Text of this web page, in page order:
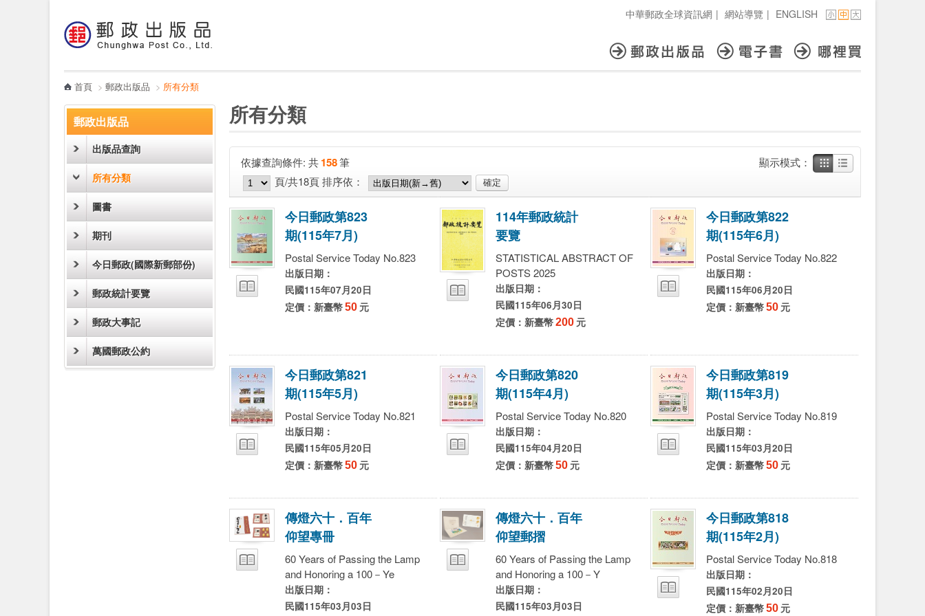
中華郵政全球資訊網 | 網站導覽 | ENGLISH
字 字 字
哪裡買
首頁 > 郵政出版品 > 所有分類
郵政出版品
出版品查詢
所有分類
圖書
期刊
今日郵政(國際新郵部份)
郵政統計要覽
郵政大事記
萬國郵政公約
所有分類
依據查詢條件: 共158筆
頁/共18頁排序依：
顯示模式：
圖片模式列表模式
今日郵政第823
期(115年7月)
Postal Service Today No.823
出版日期：
民國115年07月20日
定價：新臺幣50 元
114年郵政統計
要覽
STATISTICAL ABSTRACT OF
POSTS 2025
出版日期：
民國115年06月30日
定價：新臺幣200 元
今日郵政第822
期(115年6月)
Postal Service Today No.822
出版日期：
民國115年06月20日
定價：新臺幣50 元
今日郵政第821
期(115年5月)
Postal Service Today No.821
出版日期：
民國115年05月20日
定價：新臺幣50 元
今日郵政第820
期(115年4月)
Postal Service Today No.820
出版日期：
民國115年04月20日
定價：新臺幣50 元
今日郵政第819
期(115年3月)
Postal Service Today No.819
出版日期：
民國115年03月20日
定價：新臺幣50 元
傳燈六十 ． 百年
仰望專冊
60 Years of Passing the Lamp
and Honoring a 100－Ye
出版日期：
民國115年03月03日
傳燈六十 ． 百年
仰望郵摺
60 Years of Passing the Lamp
and Honoring a 100－Y
出版日期：
民國115年03月03日
今日郵政第818
期(115年2月)
Postal Service Today No.818
出版日期：
民國115年02月20日
定價：新臺幣50 元